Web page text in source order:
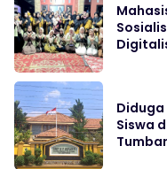
Diduga
Siswa